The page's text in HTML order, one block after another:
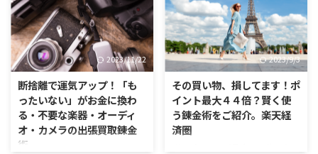
ャンペーン内容です。 ＼Woltの
割引GET／ 募集サイト → 公
式ページ Woltとは？ ✅フィンラ
ンド発のフードデリバリーサービ
ス。欧州を中心に23カ国129都市
以上で展開 ✅加盟店約1000店舗
（24都道府県） ✅2020年3月
広島市からサービススタート ✅地
元に愛される名店など質の良い取
扱店舗が揃っている ✅コンビニや
方、そして出会いが全くないアラ
サー、アラ還の人にも是非読んで
もらいたい記事になっています。
行動を起こす！ 「結婚したい」
と思っているものの ある程度の
年齢になると出会いの場が減って
いきますね。突然。極端に。 歳
を重ね周りも家庭を持ち、一緒に
飲みに行く仲間も減っていくので
必然的に「出会い」を目的とした
2023/11/22
断捨離で運気アップ！「も
ったいない」がお金に換わ
る・不要な楽器・オーディ
オ・カメラの出張買取錬金
術
2023/9/3
その買い物、損してます！ポ
イント最大４４倍？賢く使
う錬金術をご紹介。楽天経
済圏